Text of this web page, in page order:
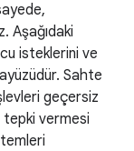
Aşağıdaki
isteklerini ve
Sahte
geçersiz
tepki vermesi